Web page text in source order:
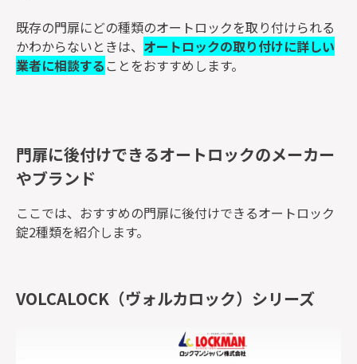
既存の門扉にどの種類のオートロックを取り付けられる
かわからないときは、 オートロックの取り付けに詳しい
業者に相談する ことをおすすめします。
門扉に後付けできるオートロックのメーカー
やブランド
ここでは、おすすめの門扉に後付けできるオートロック
錠2種類を紹介します。
VOLCALOCK（ヴォルカロック）シリーズ